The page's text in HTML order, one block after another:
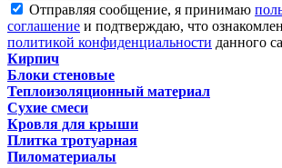
Отправляя сообщение, я принимаю
соглашение и подтверждаю, что
политикой конфиденциальности данного
Кирпич
Блоки стеновые
Теплоизоляционный материал
Сухие смеси
Кровля для крыши
Плитка тротуарная
Пиломатериалы